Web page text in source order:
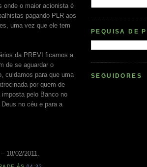
onde o maior acionista é
pagando PLR aos
uma vez que ele tem
da PREVI ficamos a
de se aguardar o
cuidamos para que uma
por quem de
pelo Banco no
no céu e para a
18/02/2011.
PEQUISA DE
SEGUIDORES